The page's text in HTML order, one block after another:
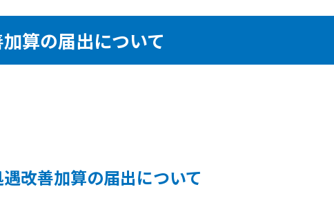
算の届出について
改善加算の届出について